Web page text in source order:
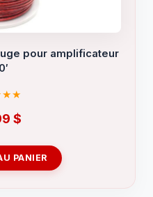
pour amplificateur
$
PANIER